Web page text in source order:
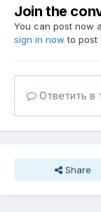
Join the
You can post now
sign in now to post
Ответить в
Share